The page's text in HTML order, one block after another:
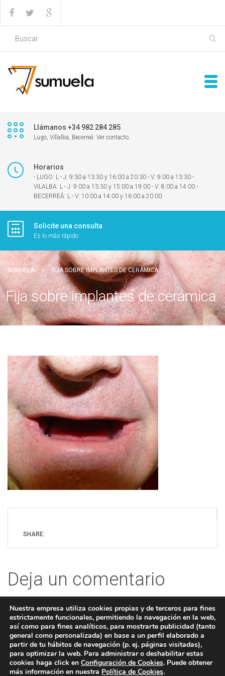
Llámanos +34 982 284 285
Lugo, Villalba, Becerreá. Ver contacto.
Horarios
- LUGO: L - J: 9:30 a 13:30 y 16:00 a 20:30 - V: 9:00 a 13:30 -
VILALBA: L - J: 9:00 a 13:30 y 15:00 a 19:00 - V: 8:00 a 14:00 -
BECERREÁ: L - V: 10:00 a 14:00 y 16:00 a 20:00
Solicite una consulta
Es lo más rápido
SUMUELA > FIJA SOBRE IMPLANTES DE CERÁMICA
Fija sobre implantes de cerámica
SHARE:
Deja un comentario
Lo siento, debes estarconectadopara publicar un
comentario.
Nuestra empresa utiliza cookies propias y de terceros para fines
estrictamente funcionales, permitiendo la navegación en la web,
así como para fines analíticos, para mostrarte publicidad (tanto
general como personalizada) en base a un perfil elaborado a
partir de tu hábitos de navegación (p. ej. páginas visitadas),
para optimizar la web. Para administrar o deshabilitar estas
cookies haga click en Configuración de Cookies. Puede obtener
más información en nuestra Política de Cookies.